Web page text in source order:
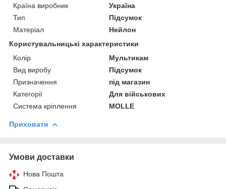
Країна виробник
Україна
Тип
Підсумок
Матеріал
Нейлон
Користувальницькі характеристики
Колір
Мультикам
Вид виробу
Підсумок
Призначення
під магазин
Категорії
Для військових
Система кріплення
MOLLE
Приховати
Умови доставки
Нова Пошта